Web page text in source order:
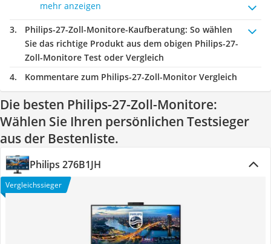
mehr anzeigen
Philips-27-Zoll-Monitore-Kaufberatung: So wählen
Sie das richtige Produkt aus dem obigen Philips-27-
Zoll-Monitore Test oder Vergleich
Kommentare zum Philips-27-Zoll-Monitor Vergleich
Die besten Philips-27-Zoll-Monitore:
Wählen Sie Ihren persönlichen Testsieger
aus der Bestenliste.
Philips 276B1JH
Vergleichssieger